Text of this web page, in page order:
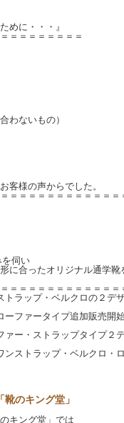
めに・・・』
＝＝＝＝＝＝＝＝
わないもの）
客様の声からでした。
＝＝＝＝＝＝＝＝＝＝＝＝
を伺い
に合ったオリジナル通学
＝＝＝＝＝＝＝＝＝＝＝＝
ラップ・ベルクロの２デ
ファータイプ追加販売開
ー・ストラップタイプ２
ストラップ・ベルクロ・
のキング堂」
キング堂」では